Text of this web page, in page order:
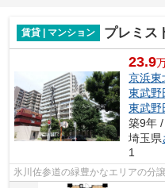
賃貸 | マンション プレミス
23.9
京浜東
東武野
東武野
築9年
埼玉県
1
氷川佐参道の緑豊かなエリアの分